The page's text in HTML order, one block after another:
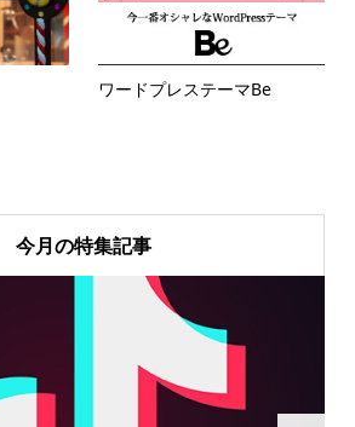
ワードプレステーマBe
今月の特集記事